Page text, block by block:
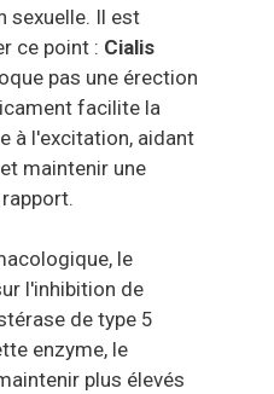
sexuelle. Il est
ce point : Cialis
pas une érection
facilite la
à l'excitation, aidant
maintenir une
le
l'inhibition de
de type 5
enzyme, le
plus élevés